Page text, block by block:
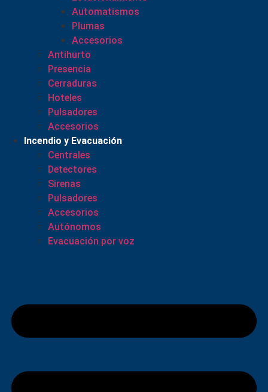
Automatismos
Plumas
Accesorios
Antihurto
Presencia
Cerraduras
Hoteles
Pulsadores
Accesorios
Incendio y Evacuación
Centrales
Detectores
Sirenas
Pulsadores
Accesorios
Autónomos
Evacuación por voz